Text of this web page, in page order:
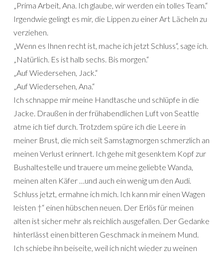
„Prima Arbeit, Ana. Ich glaube, wir werden ein tolles Team.“
Irgendwie gelingt es mir, die Lippen zu einer Art Lächeln zu
verziehen.
„Wenn es Ihnen recht ist, mache ich jetzt Schluss“, sage ich.
„Natürlich. Es ist halb sechs. Bis morgen.“
„Auf Wiedersehen, Jack.“
„Auf Wiedersehen, Ana.“
Ich schnappe mir meine Handtasche und schlüpfe in die
Jacke. Draußen in der frühabendlichen Luft von Seattle
atme ich tief durch. Trotzdem spüre ich die Leere in
meiner Brust, die mich seit Samstagmorgen schmerzlich an
meinen Verlust erinnert. Ich gehe mit gesenktem Kopf zur
Bushaltestelle und trauere um meine geliebte Wanda,
meinen alten Käfer …und auch ein wenig um den Audi.
Schluss jetzt, ermahne ich mich. Ich kann mir einen Wagen
leisten †“ einen hübschen neuen. Der Erlös für meinen
alten ist sicher mehr als reichlich ausgefallen. Der Gedanke
hinterlässt einen bitteren Geschmack in meinem Mund.
Ich schiebe ihn beiseite, weil ich nicht wieder zu weinen